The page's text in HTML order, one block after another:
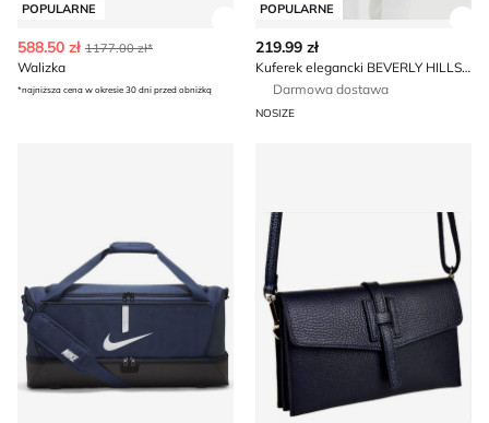
POPULARNE
588.50 zł 1177.00 zł*
Walizka
*najniższa cena w okresie 30 dni przed obniżką
POPULARNE
219.99 zł
Kuferek elegancki BEVERLY HILLS POLO CLUB
Darmowa dostawa
NOSIZE